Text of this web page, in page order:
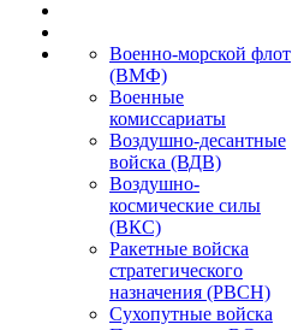
Военно-морской флот
(ВМФ)
Военные
комиссариаты
Воздушно-десантные
войска (ВДВ)
Воздушно-
космические силы
(ВКС)
Ракетные войска
стратегического
назначения (РВСН)
Сухопутные войска